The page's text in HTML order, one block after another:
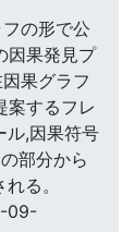
の形で公
因果発見プ
果グラフ
案するフレ
ル,因果符号
部分から
る。
09-